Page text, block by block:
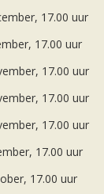
17.00 uur
17.00 uur
17.00 uur
17.00 uur
17.00 uur
17.00 uur
17.00 uur